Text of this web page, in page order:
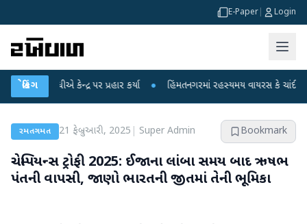
E-Paper Login
બ્રેકિંગ
ગાંધીએ કેન્દ્ર પર પ્રહાર કર્યા ● હિંમતનગરમાં રહસ્યમય વાયરસ કે ચાંદીપુરા? 6
રમતગમત 21 ફેબ્રુઆરી, 2025 Super Admin Bookmark
ચેમ્પિયન્સ ટ્રોફી 2025: ઈજાના લાંબા સમય બાદ ઋષભ
પંતની વાપસી, જાણો ભારતની જીતમાં તેની ભૂમિકા